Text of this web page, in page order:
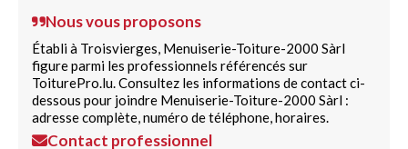
Nous vous proposons
Établi à Troisvierges, Menuiserie-Toiture-2000 Sàrl
figure parmi les professionnels référencés sur
ToiturePro.lu. Consultez les informations de contact ci-
dessous pour joindre Menuiserie-Toiture-2000 Sàrl :
adresse complète, numéro de téléphone, horaires.
Contact professionnel